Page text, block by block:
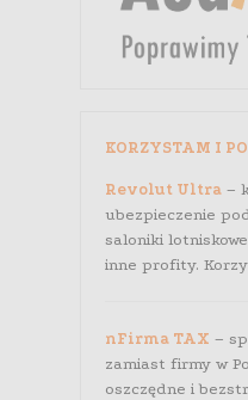
KORZYSTAM I
Revolut Ultra–
ubezpieczenie
saloniki
inne profity.
nFirma TAX –
zamiast firmy w
oszczędne i